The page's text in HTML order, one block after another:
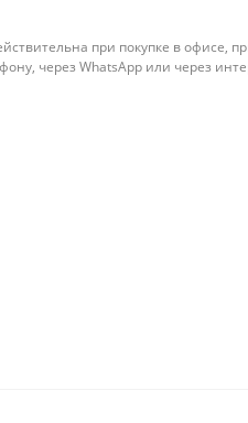
при покупке в офисе,
через WhatsApp или через